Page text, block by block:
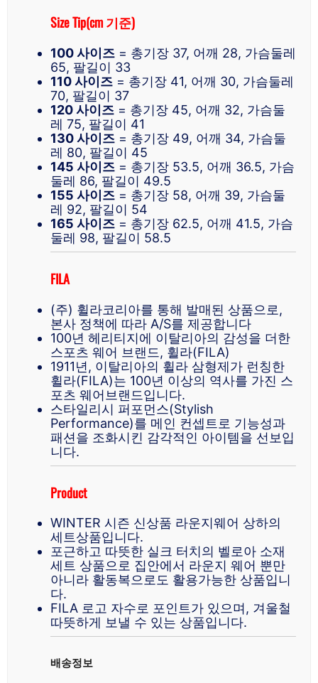
Size Tip(cm 기준)
100 사이즈 = 총기장 37, 어깨 28, 가슴둘레
65, 팔길이 33
110 사이즈 = 총기장 41, 어깨 30, 가슴둘레
70, 팔길이 37
120 사이즈 = 총기장 45, 어깨 32, 가슴둘
레 75, 팔길이 41
130 사이즈 = 총기장 49, 어깨 34, 가슴둘
레 80, 팔길이 45
145 사이즈 = 총기장 53.5, 어깨 36.5, 가슴
둘레 86, 팔길이 49.5
155 사이즈 = 총기장 58, 어깨 39, 가슴둘
레 92, 팔길이 54
165 사이즈 = 총기장 62.5, 어깨 41.5, 가슴
둘레 98, 팔길이 58.5
FILA
(주) 휠라코리아를 통해 발매된 상품으로,
본사 정책에 따라 A/S를 제공합니다
100년 헤리티지에 이탈리아의 감성을 더한
스포츠 웨어 브랜드, 휠라(FILA)
1911년, 이탈리아의 휠라 삼형제가 런칭한
휠라(FILA)는 100년 이상의 역사를 가진 스
포츠 웨어브랜드입니다.
스타일리시 퍼포먼스(Stylish
Performance)를 메인 컨셉트로 기능성과
패션을 조화시킨 감각적인 아이템을 선보입
니다.
Product
WINTER 시즌 신상품 라운지웨어 상하의
세트상품입니다.
포근하고 따뜻한 실크 터치의 벨로아 소재
세트 상품으로 집안에서 라운지 웨어 뿐만
아니라 활동복으로도 활용가능한 상품입니
다.
FILA 로고 자수로 포인트가 있으며, 겨울철
따뜻하게 보낼 수 있는 상품입니다.
배송정보